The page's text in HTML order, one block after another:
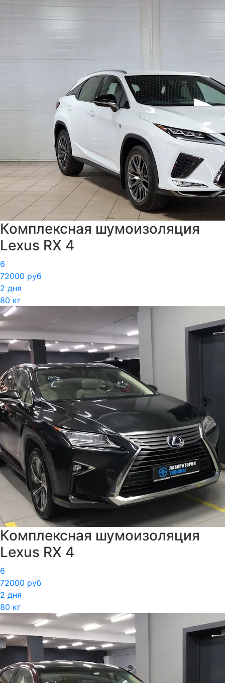
Комплексная шумоизоляция
Lexus RX 4
6
72000 руб
2 дня
80 кг
Комплексная шумоизоляция
Lexus RX 4
6
72000 руб
2 дня
80 кг